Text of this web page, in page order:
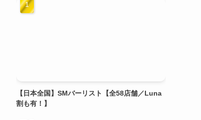
【日本全国】SMバーリスト【全58店舗／Luna
割も有！】